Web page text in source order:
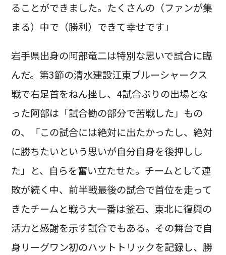
ることができました。たくさんの（ファンが集
まる）中で（勝利）できて幸せです」
岩手県出身の阿部竜二は特別な思いで試合に臨
んだ。第3節の清水建設江東ブルーシャークス
戦で右足首をねん挫し、4試合ぶりの出場とな
った阿部は「試合勘の部分で苦戦した」もの
の、「この試合には絶対に出たかったし、絶対
に勝ちたいという思いが自分自身を後押しし
た」と、自らを奮い立たせた。チームとして連
敗が続く中、前半戦最後の試合で首位を走って
きたチームと戦う大一番は釜石、東北に復興の
活力と感謝を示す試合でもある。その舞台で自
身リーグワン初のハットトリックを記録し、勝